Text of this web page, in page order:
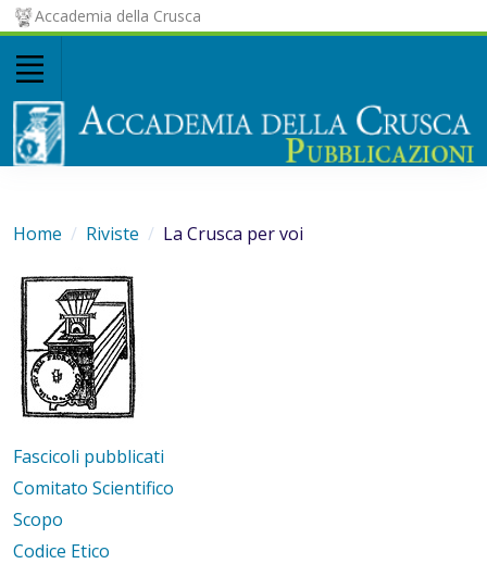
Accademia della Crusca
Home Riviste La Crusca per voi
Fascicoli pubblicati
Comitato Scientifico
Scopo
Codice Etico